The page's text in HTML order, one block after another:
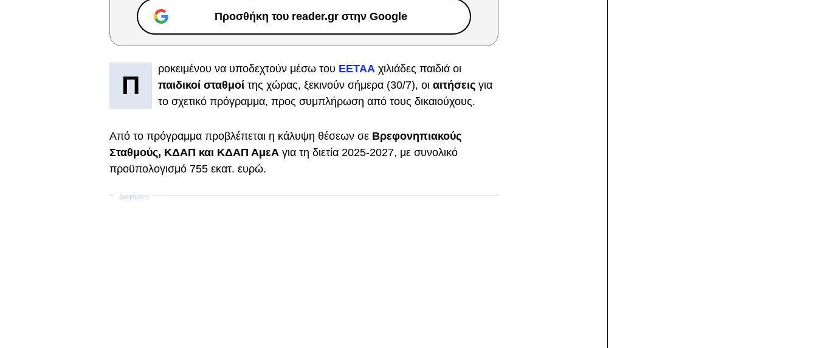
Προσθήκη του reader.gr στην Google
Π
ροκειμένου να υποδεχτούν μέσω του ΕΕΤΑΑ χιλιάδες παιδιά οι
παιδικοί σταθμοί της χώρας, ξεκινούν σήμερα (30/7), οι αιτήσεις για
το σχετικό πρόγραμμα, προς συμπλήρωση από τους δικαιούχους.
Από το πρόγραμμα προβλέπεται η κάλυψη θέσεων σεΒρεφονηπιακούς
Σταθμούς, ΚΔΑΠ και ΚΔΑΠ ΑμεΑγια τη διετία 2025-2027, με συνολικό
προϋπολογισμό 755 εκατ. ευρώ.